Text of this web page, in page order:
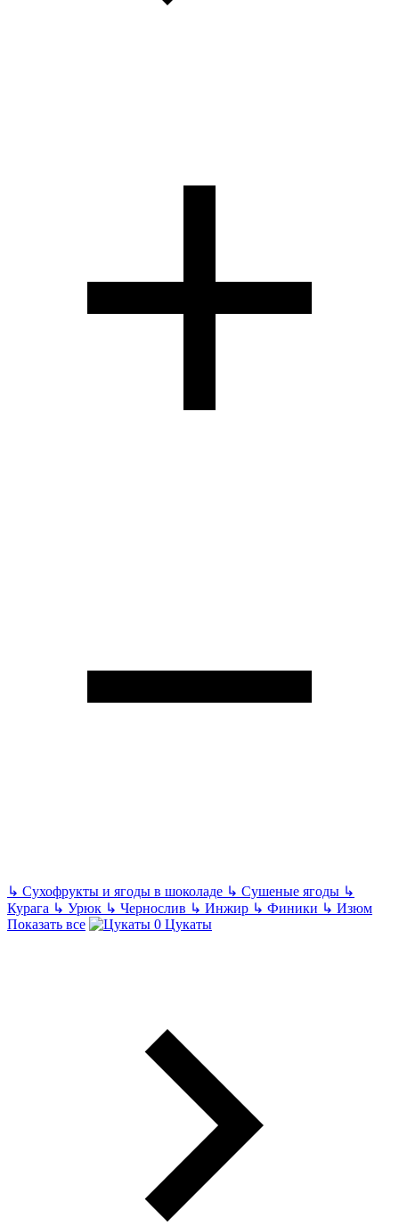
↳ Сухофрукты и ягоды в шоколаде ↳ Сушеные ягоды ↳
Курага ↳ Урюк ↳ Чернослив ↳ Инжир ↳ Финики ↳ Изюм
Показать все
Цукаты